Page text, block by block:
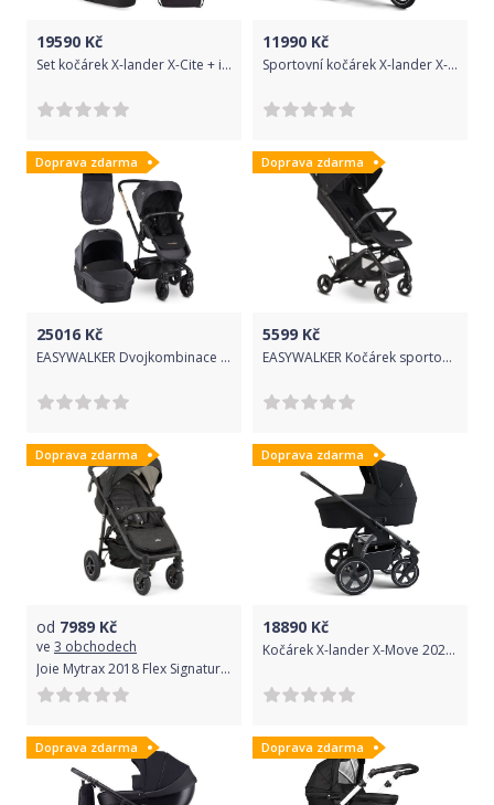
19590 Kč
Set kočárek X-lander X-Cite + isofix 2021 Astral black
11990 Kč
Sportovní kočárek X-lander X-Run 2021 Astral black
Doprava zdarma
25016 Kč
EASYWALKER Dvojkombinace Harvey3 s fusakem Premium Gold Edition
Doprava zdarma
5599 Kč
EASYWALKER Kočárek sportovní Miley 2 Shadow Black
Doprava zdarma
od 7989 Kč
ve 3 obchodech
Joie Mytrax 2018 Flex Signature Noir Pavement 2021
Doprava zdarma
18890 Kč
Kočárek X-lander X-Move 2021 dvojkombinace Astral black
Doprava zdarma Doprava zdarma